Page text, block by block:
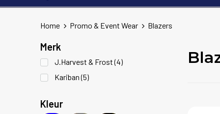
Home Promo & Event Wear Blazers
Merk
J.Harvest & Frost (4)
Kariban (5)
Kleur